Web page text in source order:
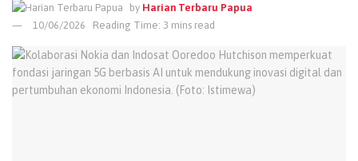
by Harian Terbaru Papua
10/06/2026
Reading Time: 3 mins read